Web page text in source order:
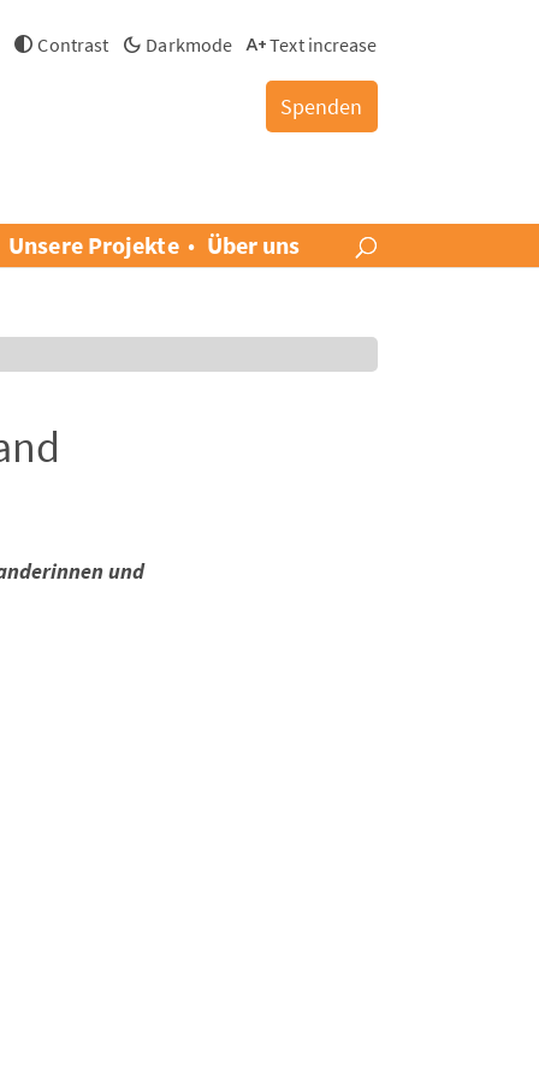
Contrast Darkmode Text increase
Spenden
Unsere Projekte Über uns
und